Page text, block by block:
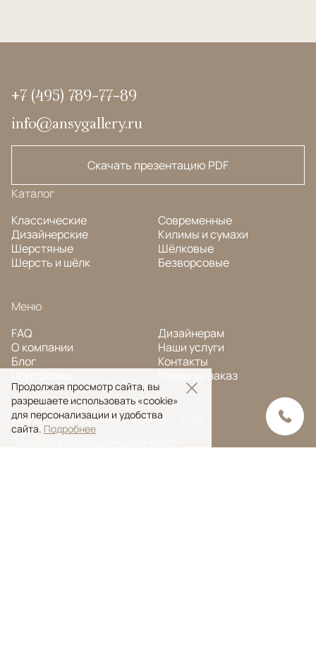
+7 (495) 789-77-89
info@ansygallery.ru
Скачать презентацию PDF
Каталог
Классические
Дизайнерские
Шерстяные
Шерсть и шёлк
Современные
Килимы и сумахи
Шёлковые
Безворсовые
Меню
FAQ
О компании
Блог
Дизайнерам
Наши услуги
Контакты
Ковры на заказ
© Ansy Carpet Company 2005 — 2026
Продолжая просмотр сайта, вы
разрешаете использовать «cookie»
для персонализации и удобства
сайта. Подробнее